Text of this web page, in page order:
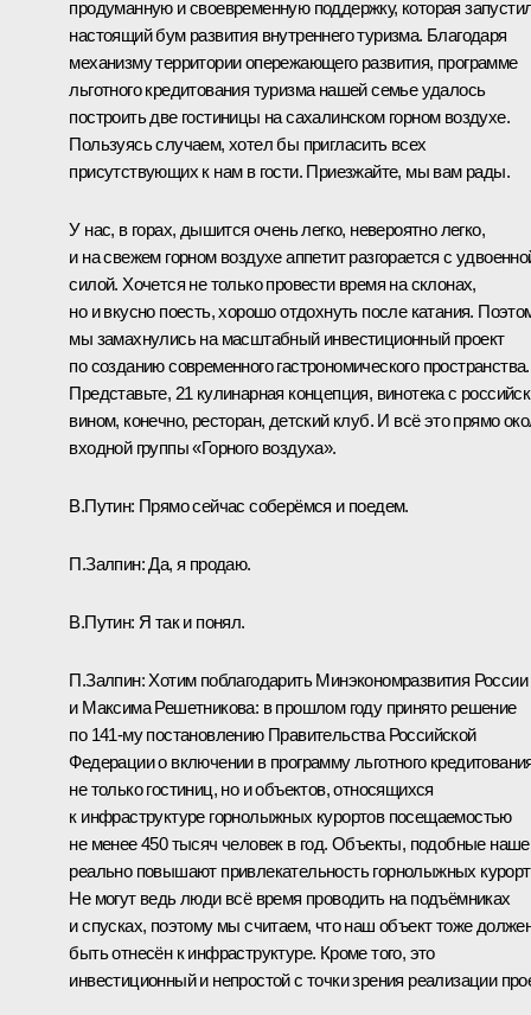
продуманную и своевременную поддержку, которая
настоящий бум развития внутреннего туризма. Благодаря
механизму территории опережающего развития, программе
льготного кредитования туризма нашей семье удалось
построить две гостиницы на сахалинском горном воздухе.
Пользуясь случаем, хотел бы пригласить всех
присутствующих к нам в гости. Приезжайте, мы вам рады.
У нас, в горах, дышится очень легко, невероятно легко,
и на свежем горном воздухе аппетит разгорается с
силой. Хочется не только провести время на склонах,
но и вкусно поесть, хорошо отдохнуть после катания.
мы замахнулись на масштабный инвестиционный проект
по созданию современного гастрономического пространства.
Представьте, 21 кулинарная концепция, винотека с
вином, конечно, ресторан, детский клуб. И всё это прямо
входной группы «Горного воздуха».
В.Путин: Прямо сейчас соберёмся и поедем.
П.Залпин:Да, я продаю.
В.Путин: Я так и понял.
П.Залпин: Хотим поблагодарить Минэкономразвития России
и Максима Решетникова: в прошлом году принято решение
по 141-му постановлению Правительства Российской
Федерации о включении в программу льготного
не только гостиниц, но и объектов, относящихся
к инфраструктуре горнолыжных курортов посещаемостью
не менее 450 тысяч человек в год. Объекты, подобные
реально повышают привлекательность горнолыжных
Не могут ведь люди всё время проводить на подъёмниках
и спусках, поэтому мы считаем, что наш объект тоже
быть отнесён к инфраструктуре. Кроме того, это
инвестиционный и непростой с точки зрения реализации